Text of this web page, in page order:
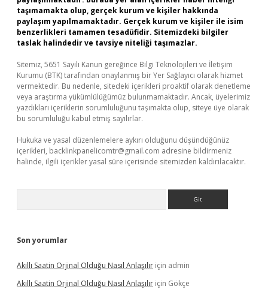
taşımamakta olup, gerçek kurum ve kişiler hakkında
paylaşım yapılmamaktadır. Gerçek kurum ve kişiler ile isim
benzerlikleri tamamen tesadüfidir. Sitemizdeki bilgiler
taslak halindedir ve tavsiye niteliği taşımazlar.
Sitemiz, 5651 Sayılı Kanun gereğince Bilgi Teknolojileri ve İletişim
Kurumu (BTK) tarafından onaylanmış bir Yer Sağlayıcı olarak hizmet
vermektedir. Bu nedenle, sitedeki içerikleri proaktif olarak denetleme
veya araştırma yükümlülüğümüz bulunmamaktadır. Ancak, üyelerimiz
yazdıkları içeriklerin sorumluluğunu taşımakta olup, siteye üye olarak
bu sorumluluğu kabul etmiş sayılırlar.
Hukuka ve yasal düzenlemelere aykırı olduğunu düşündüğünüz
içerikleri, backlinkpanelicomtr@gmail.com adresine bildirmeniz
halinde, ilgili içerikler yasal süre içerisinde sitemizden kaldırılacaktır.
Son yorumlar
Akıllı Saatin Orjinal Olduğu Nasıl Anlaşılır için admin
Akıllı Saatin Orjinal Olduğu Nasıl Anlaşılır için Gökçe